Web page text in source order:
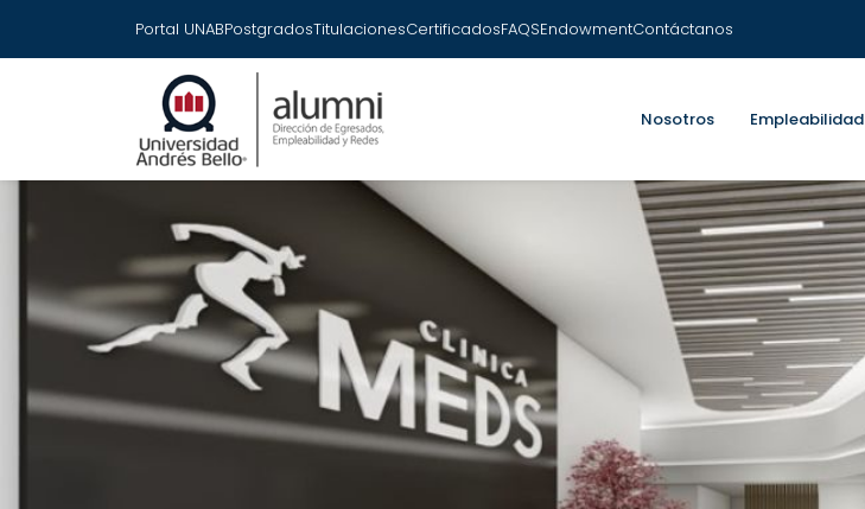
Portal UNABPostgradosTitulacionesCertificadosFAQSEndowmentContáctanos
Nosotros Empleabilidad